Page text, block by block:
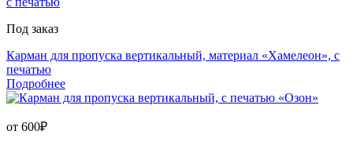
Под заказ
Карман для пропуска вертикальный, материал «Хамелеон», с
печатью
Подробнее
от 600₽